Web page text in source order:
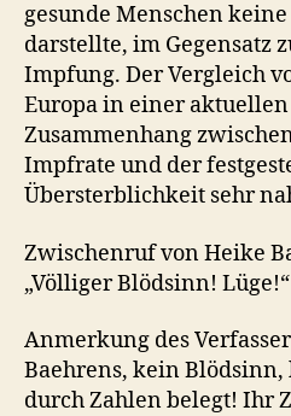
gesunde Menschen
darstellte, im Gegensatz
Impfung. Der Vergleich
Europa in einer
Zusammenhang
Impfrate und der
Übersterblichkeit sehr
Zwischenruf von Heike
„Völliger Blödsinn! Lüge!“
Anmerkung des
Baehrens, kein
durch Zahlen belegt! Ihr